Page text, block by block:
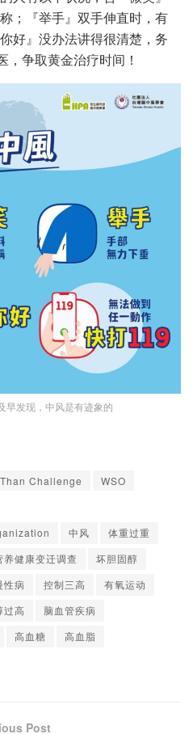
；『举手』双手伸直时，有
好』没办法讲得很清楚，务
，争取黄金治疗时间！
早发现，中风是有迹象的
Challenge
WSO
中风
体重过重
养健康变迁调查
坏胆固醇
性病 控制三高
有氧运动
过高
脑血管疾病
高血糖
高血脂
Post